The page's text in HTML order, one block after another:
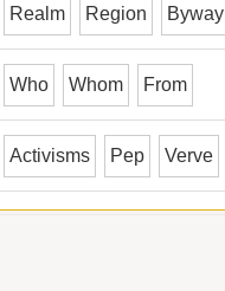
Realm Region Byway
Who Whom From
Activisms Pep Verve